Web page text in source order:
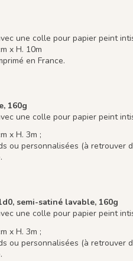
une colle pour papier peint
x H. 10m
en France.
160g
une colle pour papier peint
x H. 3m ;
ou personnalisées (à retrouver
semi-satiné lavable, 160g
une colle pour papier peint
x H. 3m ;
ou personnalisées (à retrouver